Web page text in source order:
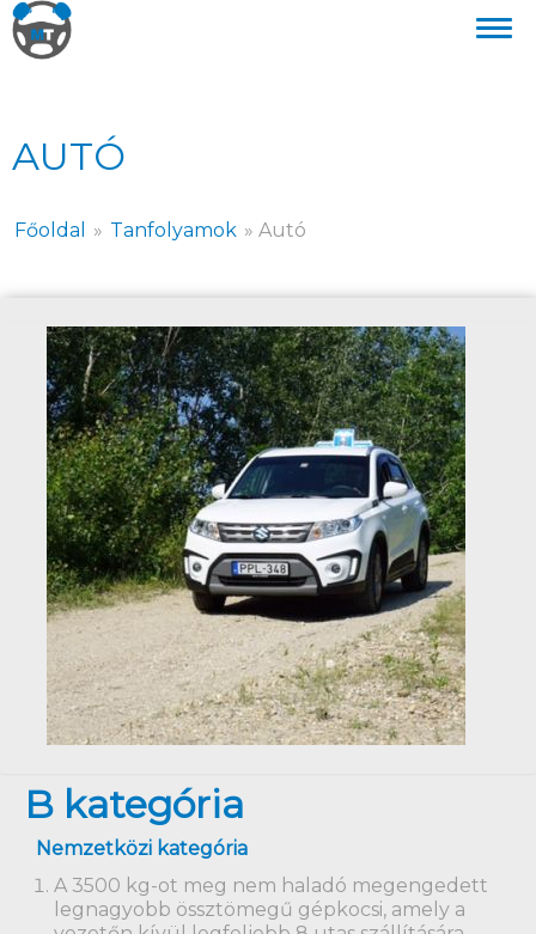
AUTÓ
Főoldal » Tanfolyamok » Autó
B kategória
Nemzetközi kategória
A 3500 kg-ot meg nem haladó megengedett
legnagyobb össztömegű gépkocsi, amely a